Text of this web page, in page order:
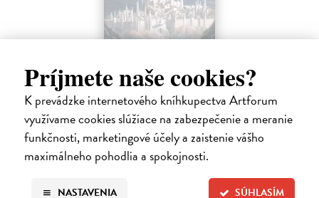
Príjmete naše cookies?
K prevádzke internetového kníhkupectva Artforum
využívame cookies slúžiace na zabezpečenie a meranie
funkčnosti, marketingové účely a zaistenie vášho
maximálneho pohodlia a spokojnosti.
SÚHLASÍM
NASTAVENIA
Pád Gondolinu
Tolkien J.R.R.
| Kniha
Legenda o páde Gondolinu hovorí o boji dvoch najväčších mocností
sveta. Zlo predstavuje Morgoth, najhorší zo všetkých, vodca
obrovských armád, ktoré riadi zo svojej železnej pevnosti.